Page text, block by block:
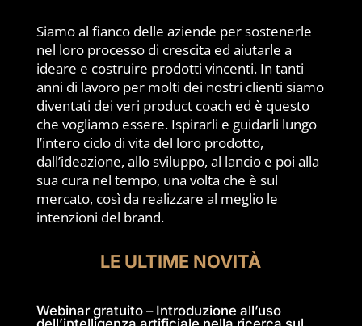
Siamo al fianco delle aziende per sostenerle
nel loro processo di crescita ed aiutarle a
ideare e costruire prodotti vincenti. In tanti
anni di lavoro per molti dei nostri clienti siamo
diventati dei veri product coach ed è questo
che vogliamo essere. Ispirarli e guidarli lungo
l’intero ciclo di vita del loro prodotto,
dall’ideazione, allo sviluppo, al lancio e poi alla
sua cura nel tempo, una volta che è sul
mercato, così da realizzare al meglio le
intenzioni del brand.
LE ULTIME NOVITÀ
Webinar gratuito – Introduzione all’uso